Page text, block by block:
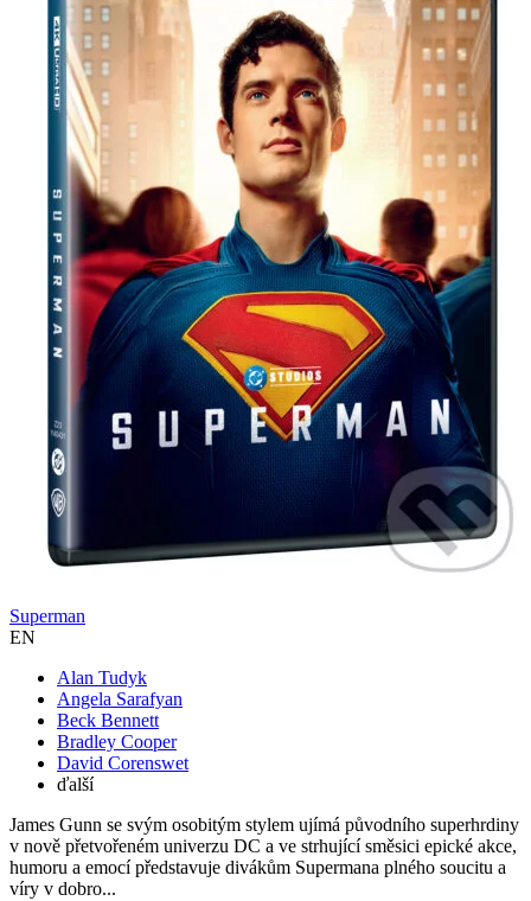
Superman
EN
Alan Tudyk
Angela Sarafyan
Beck Bennett
Bradley Cooper
David Corenswet
ďalší
James Gunn se svým osobitým stylem ujímá původního superhrdiny
v nově přetvořeném univerzu DC a ve strhující směsici epické akce,
humoru a emocí představuje divákům Supermana plného soucitu a
víry v dobro...